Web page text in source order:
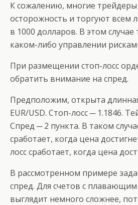
К сожалению, многие
осторожность и торгуют всем
в 1000 долларов. В этом
каком-либо управлении
При размещении стоп-лосс
обратить внимание на спред.
Предположим, открыта
EUR/USD. Стоп-лосс ─ 1.1846.
Спред ─ 2 пункта. В таком
сработает, когда цена
лосс сработает, когда цена
В рассмотренном примере
спред. Для счетов с
выглядит немного сложнее,